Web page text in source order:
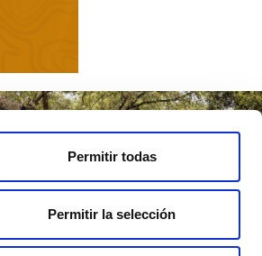
Permitir todas
Permitir la selección